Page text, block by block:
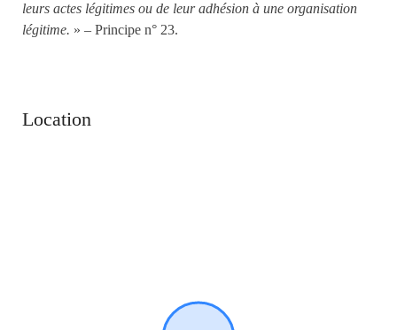
leurs actes légitimes ou de leur adhésion à une organisation
légitime. » – Principe n° 23.
Location